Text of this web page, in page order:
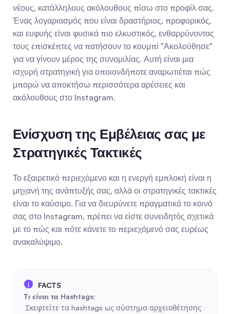
νέους, κατάλληλους ακόλουθους πίσω στο προφίλ σας.
Ένας λογαριασμός που είναι δραστήριος, προφορικός,
και ευφυής είναι φυσικά πιο ελκυστικός, ενθαρρύνοντας
τους επισκέπτες να πατήσουν το κουμπί "Ακολούθησε"
για να γίνουν μέρος της συνομιλίας. Αυτή είναι μια
ισχυρή στρατηγική για οποιονδήποτε αναρωτιέται πώς
μπορώ να αποκτήσω περισσότερα αρέσειες και
ακόλουθους στο Instagram.
Ενίσχυση της Εμβέλειας σας με
Στρατηγικές Τακτικές
Το εξαιρετικό περιεχόμενο και η ενεργή εμπλοκή είναι η
μηχανή της ανάπτυξής σας, αλλά οι στρατηγικές τακτικές
είναι το καύσιμο. Για να διευρύνετε πραγματικά το κοινό
σας στο Instagram, πρέπει να είστε συνειδητός σχετικά
με το πώς και πότε κάνετε το περιεχόμενό σας ευρέως
ανακαλύψιμο.
Τι είναι τα Hashtags;